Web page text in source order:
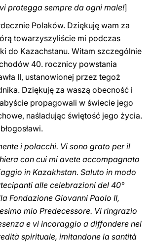
benedica tutti e vi protegga ‎sempre da ogni male‎‎‎‏!]
Polaków. Dziękuję wam za
towarzyszyliście mi podczas
do Kazachstanu. Witam szczególnie
40. rocznicy powstania
II, ustanowionej przez tegoż
Dziękuję za waszą obecność i
propagowali w świecie jego
naśladując świętość jego życia.
i polacchi. Vi sono grato per il
con cui mi avete accompagnato
in Kazakhstan. Saluto in modo
alle celebrazioni del 40°
Fondazione Giovanni Paolo II,
mio Predecessore. Vi ringrazio
e vi incoraggio a diffondere nel
spirituale, imitandone la santità